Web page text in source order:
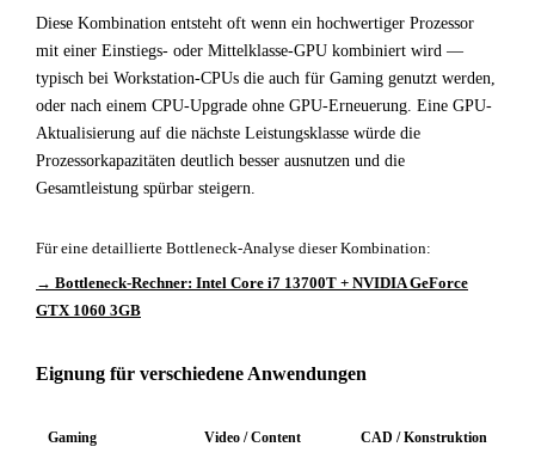
Diese Kombination entsteht oft wenn ein hochwertiger Prozessor
mit einer Einstiegs- oder Mittelklasse-GPU kombiniert wird —
typisch bei Workstation-CPUs die auch für Gaming genutzt werden,
oder nach einem CPU-Upgrade ohne GPU-Erneuerung. Eine GPU-
Aktualisierung auf die nächste Leistungsklasse würde die
Prozessorkapazitäten deutlich besser ausnutzen und die
Gesamtleistung spürbar steigern.
Für eine detaillierte Bottleneck-Analyse dieser Kombination:
→ Bottleneck-Rechner: Intel Core i7 13700T + NVIDIA GeForce
GTX 1060 3GB
Eignung für verschiedene Anwendungen
Gaming Video / Content CAD / Konstruktion